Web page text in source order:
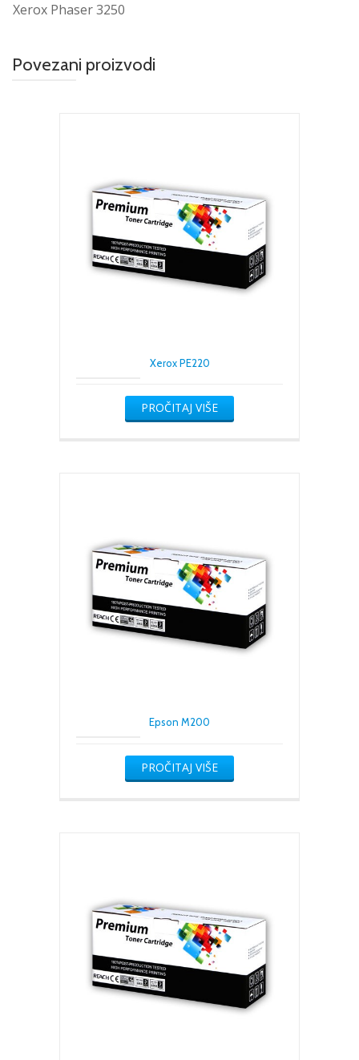
Xerox Phaser 3250
Povezani proizvodi
Xerox PE220
PROČITAJ VIŠE
Epson M200
PROČITAJ VIŠE